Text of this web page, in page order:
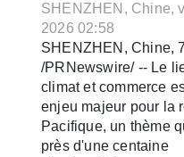
SHENZHEN, Chine,
2026 02:58
SHENZHEN, Chine,
/PRNewswire/ -- Le
climat et commerce
enjeu majeur pour la
Pacifique, un thème
près d'une centaine